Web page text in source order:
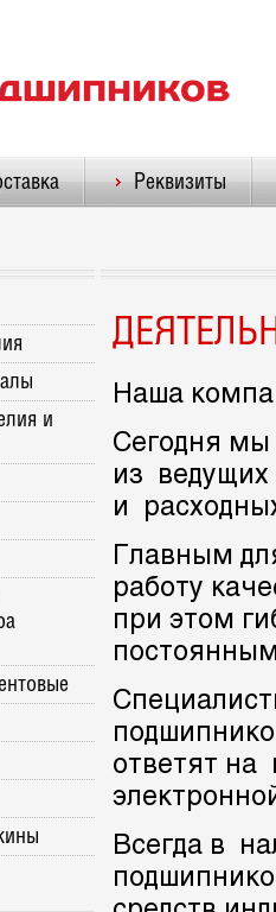
Реквизиты
и
Наша
Сегодня
из
и
Главным
работу
при этом
ответят на
Всегда в